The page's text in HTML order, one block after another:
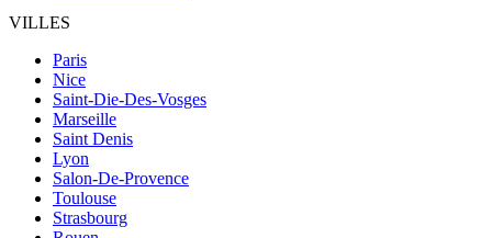
VILLES
Paris
Nice
Saint-Die-Des-Vosges
Marseille
Saint Denis
Lyon
Salon-De-Provence
Toulouse
Strasbourg